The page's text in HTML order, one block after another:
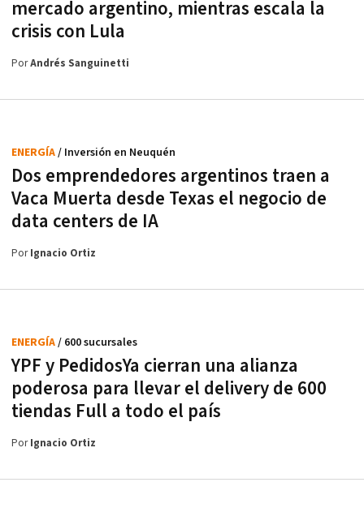
mercado argentino, mientras escala la
crisis con Lula
PorAndrés Sanguinetti
Dos emprendedores argentinos traen a
Vaca Muerta desde Texas el negocio de
data centers de IA
ENERGÍA/ Inversión en Neuquén
PorIgnacio Ortiz
YPF y PedidosYa cierran una alianza
poderosa para llevar el delivery de 600
tiendas Full a todo el país
ENERGÍA/ 600 sucursales
PorIgnacio Ortiz